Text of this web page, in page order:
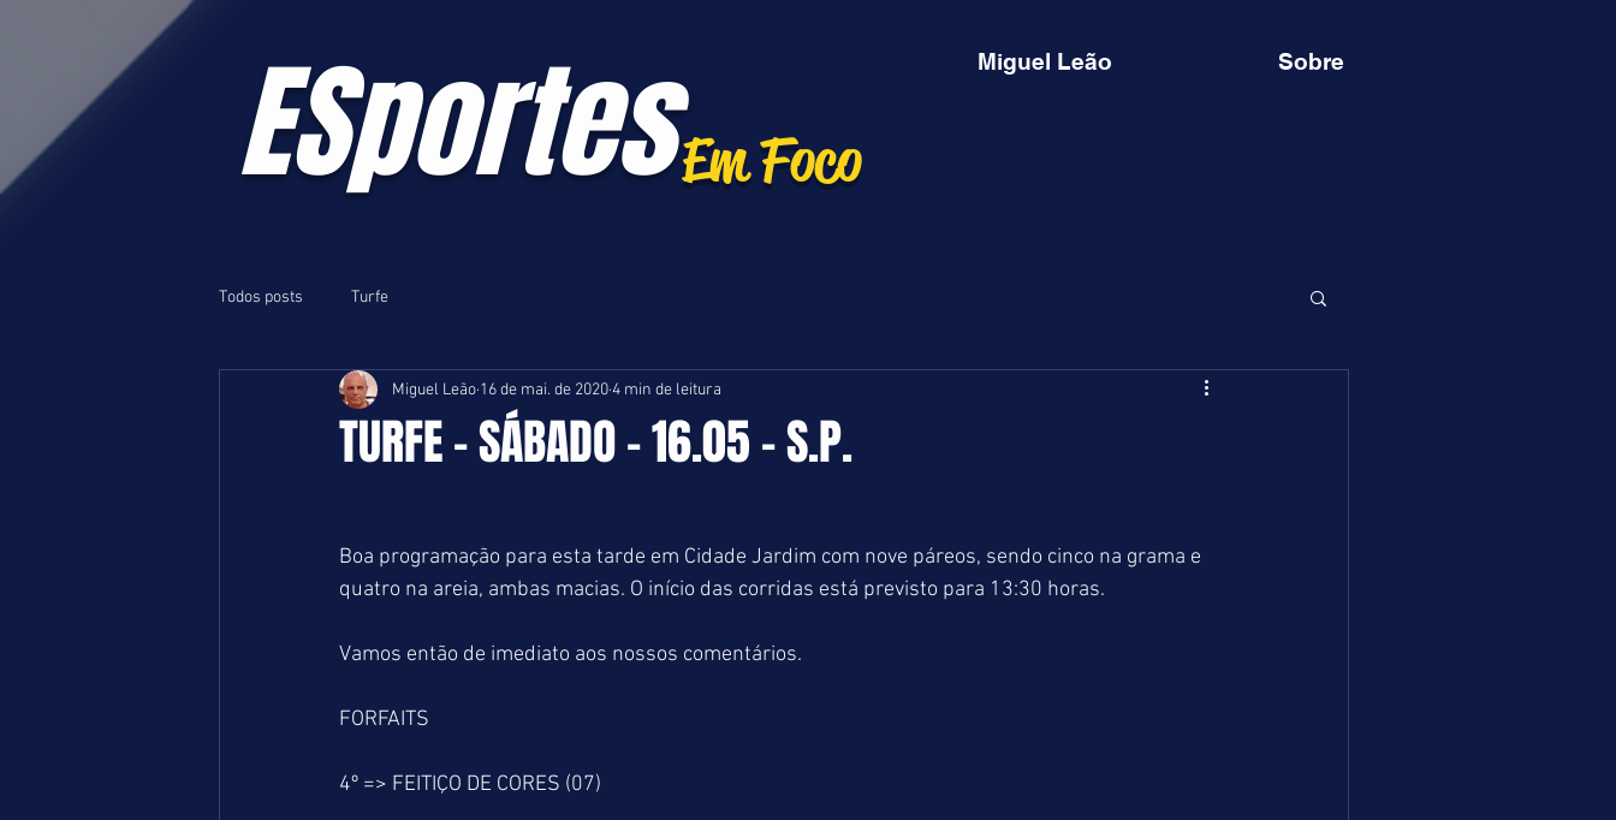
ESportesEm Foco
Miguel Leão Sobre
Todos posts Turfe
TURFE - SÁBADO - 16.05 - S.P.
Miguel Leão 16 de mai. de 20204 min de leitura
Boa programação para esta tarde em Cidade Jardim com nove páreos, sendo cinco na grama e
quatro na areia, ambas macias. O início das corridas está previsto para 13:30 horas.
Vamos então de imediato aos nossos comentários.
FORFAITS
4º => FEITIÇO DE CORES (07)